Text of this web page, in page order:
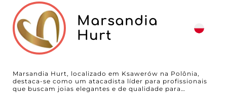
Marsandia
Hurt
Marsandia Hurt, localizado em Ksawerów na Polônia,
destaca-se como um atacadista líder para profissionais
que buscam joias elegantes e de qualidade para